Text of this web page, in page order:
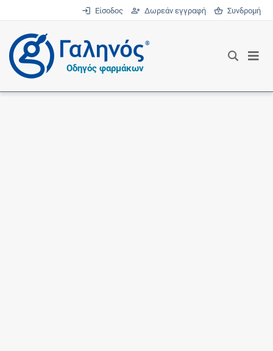
Είσοδος Δωρεάν εγγραφή Συνδρομή
®
Οδηγός φαρμάκων